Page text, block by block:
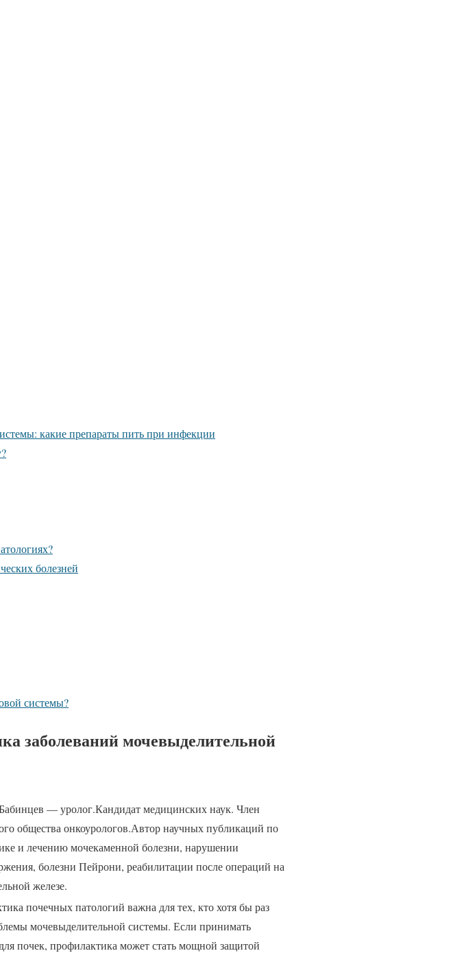
какие препараты пить при инфекции
болезней
системы?
заболеваний мочевыделительной
— уролог.Кандидат медицинских наук. Член
общества онкоурологов.Автор научных публикаций по
и лечению мочекаменной болезни, нарушении
болезни Пейрони, реабилитации после операций на
железе.
почечных патологий важна для тех, кто хотя бы раз
мочевыделительной системы. Если принимать
почек, профилактика может стать мощной защитой